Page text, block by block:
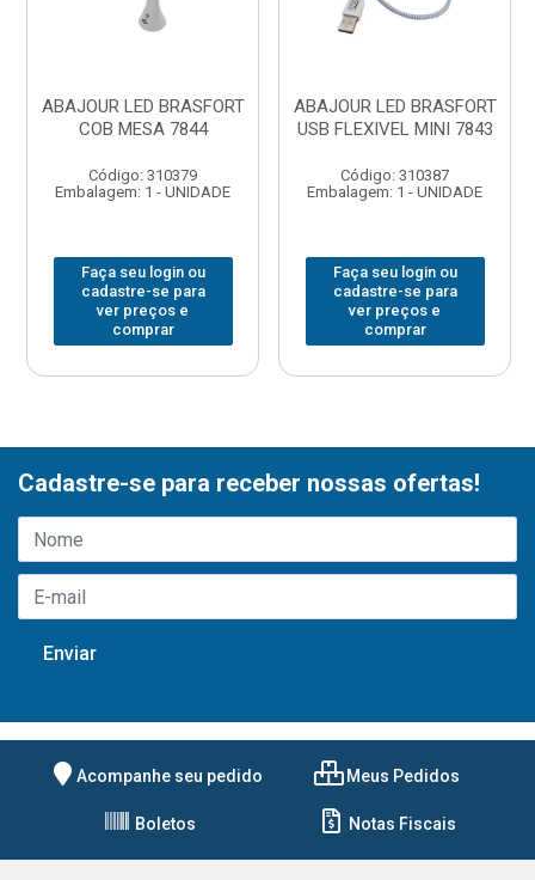
ABAJOUR LED BRASFORT
COB MESA 7844
Código: 310379
Embalagem: 1 - UNIDADE
Faça seu login ou
cadastre-se para
ver preços e
comprar
ABAJOUR LED BRASFORT
USB FLEXIVEL MINI 7843
Código: 310387
Embalagem: 1 - UNIDADE
Faça seu login ou
cadastre-se para
ver preços e
comprar
Cadastre-se para receber nossas ofertas!
Acompanhe seu pedido Meus Pedidos
Boletos Notas Fiscais